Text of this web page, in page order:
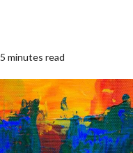
5 minutes read